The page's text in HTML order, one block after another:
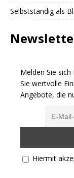
Selbstständig als
Melden Sie
Sie wertvolle
Angebote, die
Hiermit